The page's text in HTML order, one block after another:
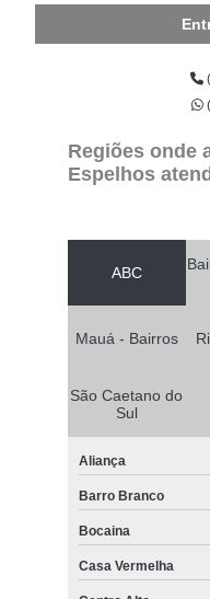
Regiões onde
Espelhos
ABC
Mauá - Bairros
São Caetano do
Sul
Aliança
Barro Branco
Bocaina
Casa Vermelha